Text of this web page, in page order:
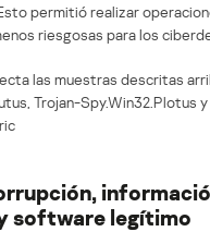
permitió realizar
riesgosas para los
las muestras descritas
Trojan-Spy.Win32.Plotus y
software legítimo